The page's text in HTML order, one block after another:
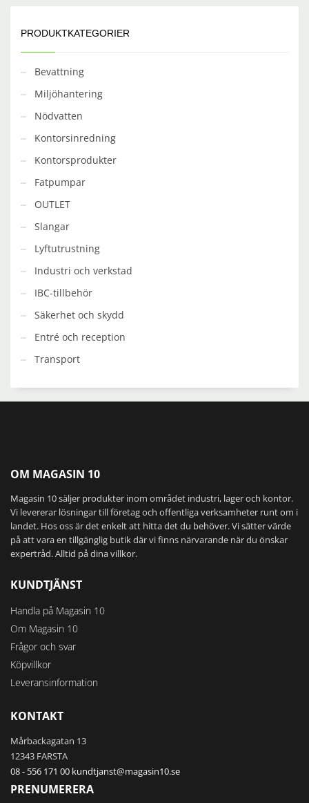
har
flera
varianter.
olika
alternativen
PRODUKTKATEGORIER
Bevattning
Miljöhantering
Nödvatten
Kontorsinredning
Kontorsprodukter
Fatpumpar
OUTLET
Slangar
Lyftutrustning
Industri och verkstad
IBC-tillbehör
Säkerhet och skydd
Entré och reception
Transport
OM MAGASIN 10
Magasin 10 säljer produkter inom området industri, lager och kontor.
Vi levererar lösningar till företag och offentliga verksamheter runt om i
landet. Hos oss är det enkelt att hitta det du behöver. Vi sätter värde
på att vara en tillgänglig butik där vi finns närvarande när du önskar
expertråd. Alltid på dina villkor.
KUNDTJÄNST
Handla på Magasin 10
Om Magasin 10
Frågor och svar
Köpvillkor
Leveransinformation
KONTAKT
Mårbackagatan 13
12343 FARSTA
08 - 556 171 00 kundtjanst@magasin10.se
PRENUMERERA